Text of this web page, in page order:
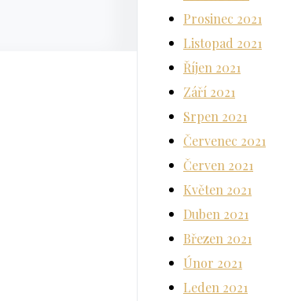
Prosinec 2021
Listopad 2021
Říjen 2021
Září 2021
Srpen 2021
Červenec 2021
Červen 2021
Květen 2021
Duben 2021
Březen 2021
Únor 2021
Leden 2021